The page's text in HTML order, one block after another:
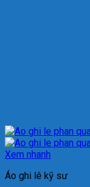
Xem nhanh
Áo ghi lê kỹ sư